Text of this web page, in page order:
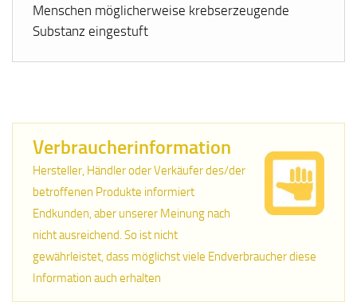
Menschen möglicherweise krebserzeugende
Substanz eingestuft
Verbraucherinformation
Hersteller, Händler oder Verkäufer des/der
betroffenen Produkte informiert
Endkunden, aber unserer Meinung nach
nicht ausreichend. So ist nicht
gewährleistet, dass möglichst viele Endverbraucher diese
Information auch erhalten